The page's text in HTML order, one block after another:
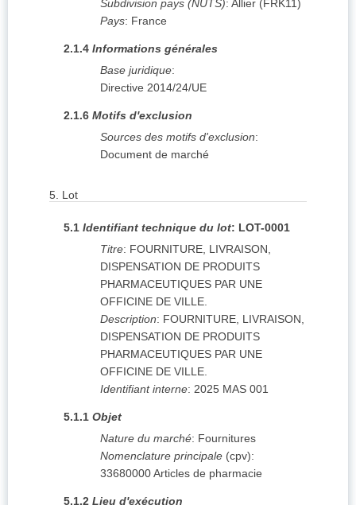
Subdivision pays (NUTS): Allier (FRK11)
Pays: France
2.1.4 Informations générales
Base juridique:
Directive 2014/24/UE
2.1.6 Motifs d'exclusion
Sources des motifs d'exclusion:
Document de marché
5. Lot
5.1 Identifiant technique du lot: LOT-0001
Titre: FOURNITURE, LIVRAISON,
DISPENSATION DE PRODUITS
PHARMACEUTIQUES PAR UNE
OFFICINE DE VILLE.
Description: FOURNITURE, LIVRAISON,
DISPENSATION DE PRODUITS
PHARMACEUTIQUES PAR UNE
OFFICINE DE VILLE.
Identifiant interne: 2025 MAS 001
5.1.1 Objet
Nature du marché: Fournitures
Nomenclature principale (cpv):
33680000Articles de pharmacie
5.1.2 Lieu d'exécution